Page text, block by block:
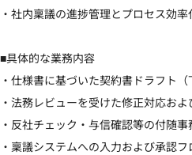
・社内稟議の進捗管理とプロセス効率
■具体的な業務内容
・仕様書に基づいた契約書ドラフト
・法務レビューを受けた修正対応お
・反社チェック・与信確認等の付随事
・稟議システムへの入力および承認